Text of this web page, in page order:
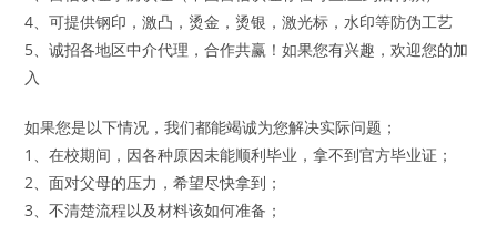
4、可提供钢印，激凸，烫金，烫银，激光标，水印等防伪工艺
5、诚招各地区中介代理，合作共赢！如果您有兴趣，欢迎您的加
入
如果您是以下情况，我们都能竭诚为您解决实际问题；
1、在校期间，因各种原因未能顺利毕业，拿不到官方毕业证；
2、面对父母的压力，希望尽快拿到；
3、不清楚流程以及材料该如何准备；